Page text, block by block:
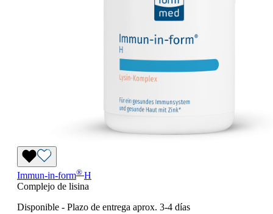
Immun-in-form® H
Complejo de lisina
Disponible - Plazo de entrega aprox. 3-4 días